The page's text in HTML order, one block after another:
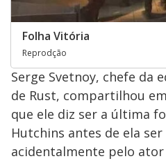
Folha Vitória
Reprodção
Serge Svetnoy, chefe da
de Rust, compartilhou
que ele diz ser a última
Hutchins antes de ela ser
acidentalmente pelo ator